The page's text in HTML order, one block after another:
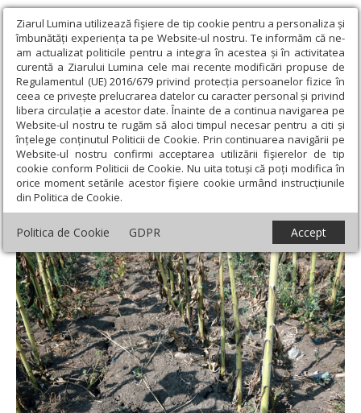
Ziarul Lumina utilizează fişiere de tip cookie pentru a personaliza și
îmbunătăți experiența ta pe Website-ul nostru. Te informăm că ne-
am actualizat politicile pentru a integra în acestea și în activitatea
curentă a Ziarului Lumina cele mai recente modificări propuse de
Regulamentul (UE) 2016/679 privind protecția persoanelor fizice în
ceea ce privește prelucrarea datelor cu caracter personal și privind
libera circulație a acestor date. Înainte de a continua navigarea pe
Website-ul nostru te rugăm să aloci timpul necesar pentru a citi și
înțelege conținutul Politicii de Cookie. Prin continuarea navigării pe
Website-ul nostru confirmi acceptarea utilizării fişierelor de tip
cookie conform Politicii de Cookie. Nu uita totuși că poți modifica în
orice moment setările acestor fişiere cookie urmând instrucțiunile
din Politica de Cookie.
Politica de Cookie GDPR Accept
Ziarul Lumina › Societate › Actualitate socială › Fenomenele
extreme afectează grav sectorul agricol
Fenomenele extreme afectează grav
sectorul agricol